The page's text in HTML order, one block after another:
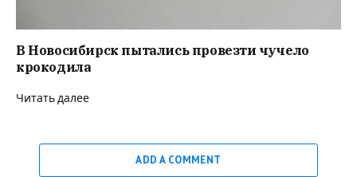
В Новосибирск пытались провезти чучело
крокодила
Читать далее
ADD A COMMENT